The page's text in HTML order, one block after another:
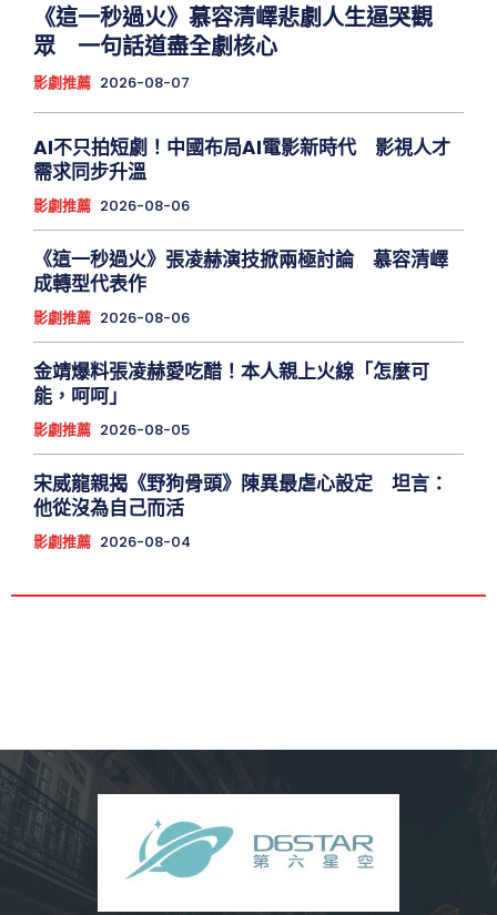
《這一秒過火》慕容清嶧悲劇人生逼哭觀
眾 一句話道盡全劇核心
影劇推薦 2026-08-07
AI不只拍短劇！中國布局AI電影新時代 影視人才
需求同步升溫
影劇推薦 2026-08-06
《這一秒過火》張凌赫演技掀兩極討論 慕容清嶧
成轉型代表作
影劇推薦 2026-08-06
金靖爆料張凌赫愛吃醋！本人親上火線「怎麼可
能，呵呵」
影劇推薦 2026-08-05
宋威龍親揭《野狗骨頭》陳異最虐心設定 坦言：
他從沒為自己而活
影劇推薦 2026-08-04